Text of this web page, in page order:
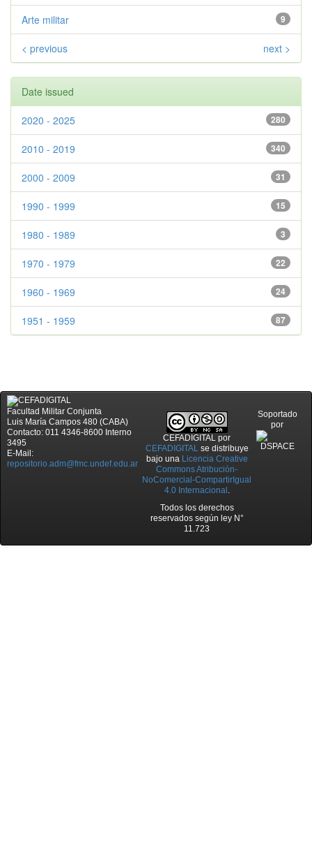
9
Arte militar
< previous next >
Date issued
280
2020 - 2025
340
2010 - 2019
31
2000 - 2009
15
1990 - 1999
3
1980 - 1989
22
1970 - 1979
24
1960 - 1969
87
1951 - 1959
Facultad Militar Conjunta
Luis María Campos 480 (CABA)
Contacto: 011 4346-8600 Interno
3495
E-Mail:
repositorio.adm@fmc.undef.edu.ar
CEFADIGITAL por
CEFADIGITALse distribuye
bajo una Licencia Creative
Commons Atribución-
NoComercial-CompartirIgual
4.0 Internacional .
Todos los derechos
reservados según ley N°
11.723
Soportado
por